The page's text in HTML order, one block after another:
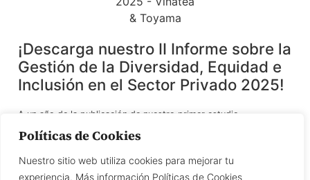
Políticas de Cookies
Nuestro sitio web utiliza cookies para mejorar tu
experiencia. Más información Políticas de Cookies
¡Descarga nuestro II Informe sobre la
Gestión de la Diversidad, Equidad e
Inclusión en el Sector Privado 2025!
A un año de la publicación de nuestro primer estudio,
Equidad e Inclusión (DEI) en el sector privado, en un contexto en
políticas inclusivas más allá de coyunturas o tendencias.